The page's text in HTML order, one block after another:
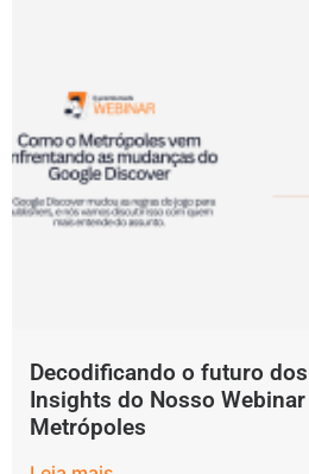
Decodificando o futuro
Insights do Nosso
Metrópoles